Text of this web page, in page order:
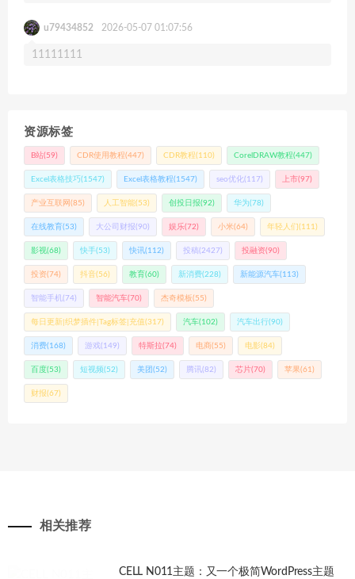
u79434852 2026-05-07 01:07:56
11111111
资源标签
B站(59) CDR使用教程(447) CDR教程(110) CorelDRAW教程(447)
Excel表格技巧(1547) Excel表格教程(1547) seo优化(117) 上市(97)
产业互联网 (85) 人工智能(53) 创投日报(92) 华为(78)
在线教育(53) 大公司财报(90) 娱乐(72) 小米(64) 年轻人们 (111)
影视(68) 快手(53) 快讯(112) 投稿 (2427) 投融资(90)
投资(74) 抖音(56) 教育(60) 新消费(228) 新能源汽车(113)
智能手机(74) 智能汽车(70) 杰奇模板(55)
每日更新|织梦插件|Tag标签|充值(317) 汽车(102) 汽车出行(90)
消费(168) 游戏(149) 特斯拉(74) 电商(55) 电影(84)
百度(53) 短视频(52) 美团 (52) 腾讯(82) 芯片(70) 苹果(61)
财报(67)
相关推荐
CELL N011主题：又一个极简WordPress主题